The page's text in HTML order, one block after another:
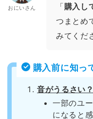
おにいさん
「購入し
つまとめ
みてくだ
購入前に知っ
音がうるさい？
一部のユ
になると